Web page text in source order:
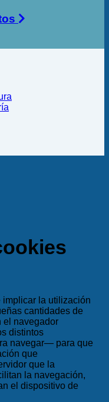
implicar la utilización
cantidades de
el navegador
distintos
navegar— para que
que
que la
la navegación,
el dispositivo de